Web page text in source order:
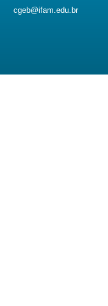
cgeb@ifam.edu.br